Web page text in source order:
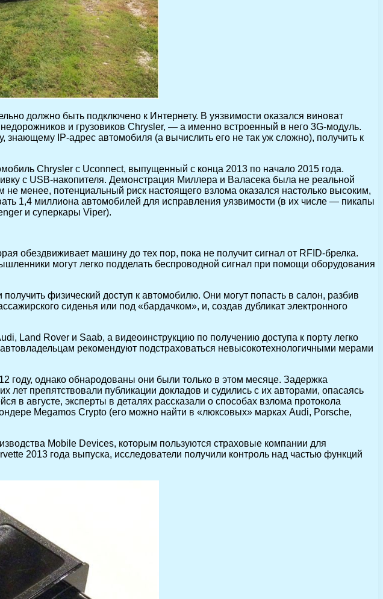
должно быть подключено к Интернету. В уязвимости оказался виноват
и грузовиков Chrysler, — а именно встроенный в него 3G-модуль.
IP-адрес автомобиля (а вычислить его не так уж сложно), получить к
Chrysler с Uconnect, выпущенный с конца 2013 по начало 2015 года.
с USB-накопителя. Демонстрация Миллера и Валасека была не реальной
менее, потенциальный риск настоящего взлома оказался настолько высоким,
1,4 миллиона автомобилей для исправления уязвимости (в их числе — пикапы
и суперкары Viper).
обездвиживает машину до тех пор, пока не получит сигнал от RFID-брелка.
могут легко подделать беспроводной сигнал при помощи оборудования
физический доступ к автомобилю. Они могут попасть в салон, разбив
сиденья или под «бардачком», и, создав дубликат электронного
Land Rover и Saab, а видеоинструкцию по получению доступа к порту легко
рекомендуют подстраховаться невысокотехнологичными мерами
году, однако обнародованы они были только в этом месяце. Задержка
лет препятствовали публикации докладов и судились с их авторами, опасаясь
августе, эксперты в деталях рассказали о способах взлома протокола
Megamos Crypto (его можно найти в «люксовых» марках Audi, Porsche,
Mobile Devices, которым пользуются страховые компании для
2013 года выпуска, исследователи получили контроль над частью функций